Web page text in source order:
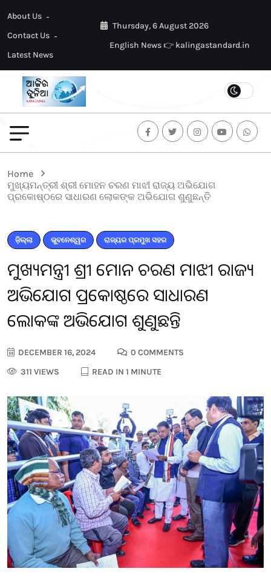
About Us
Contact Us
Latest News
Thursday, 6 August 2026
English News 👉 kalingastandard.in
Home
ମୁଖ୍ୟମନ୍ତ୍ରୀ ଶ୍ରୀ ମୋହନ ଚରଣ ମାଝୀ ରାଜ୍ୟ ଅଭିଯୋଗ
ପ୍ରକୋଷ୍ଠରେ ସାଧାରଣ ଲୋକଙ୍କ ଅଭିଯୋଗ ଶୁଣୁଛନ୍ତି
ଜ଼ିଲ୍ଲା ଭୁବନେଶ୍ୱର ରାଜ୍ୟର ପ୍ରମୁଖ ସହର
ମୁଖ୍ୟମନ୍ତ୍ରୀ ଶ୍ରୀ ମୋହନ ଚରଣ ମାଝୀ ରାଜ୍ୟ
ଅଭିଯୋଗ ପ୍ରକୋଷ୍ଠରେ ସାଧାରଣ
ଲୋକଙ୍କ ଅଭିଯୋଗ ଶୁଣୁଛନ୍ତି
DECEMBER 16, 2024
0 COMMENTS
311 VIEWS
READ IN 1 MINUTE